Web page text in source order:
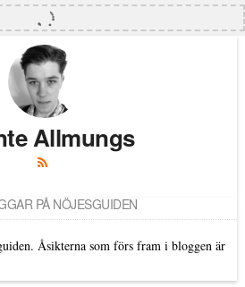
Allmungs
PÅ NÖJESGUIDEN
Åsikterna som förs fram i bloggen är